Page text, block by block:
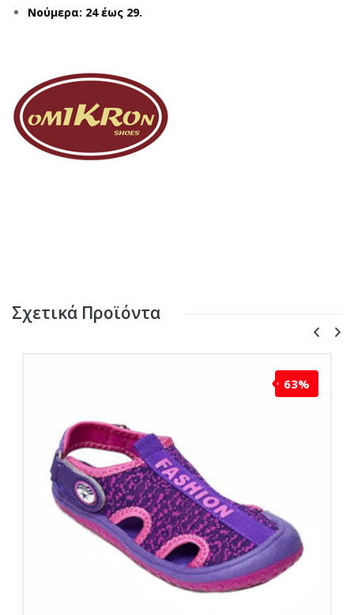
Νούμερα: 24 έως 29.
Σχετικά Προϊόντα
63%